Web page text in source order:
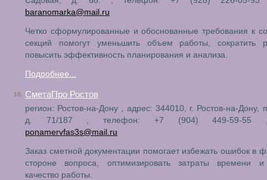
baranomarka@mail.ru
Четко сформулированные и обоснованные требования к
секций помогут уменьшить объем работы, сократить
повысить эффективность планирования и анализа.
Подробнее...
16. СметаПро Ростов
регион: Ростов-на-Дону , адрес: 344010, г. Ростов-на-Дону,
д. 71/187 , телефон: +7 (904) 449-59-55
ponamervfas3s@mail.ru
Заказ сметной документации помогает избежать ошибок в
стороне вопроса, оптимизировать затраты времени и
качество работы.